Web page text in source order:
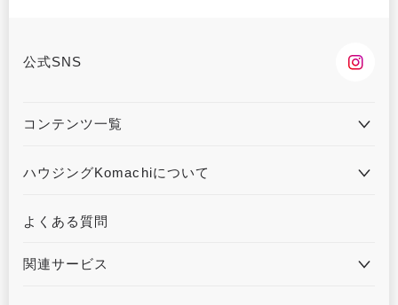
公式SNS
コンテンツ一覧
住宅会社とAIマッチング
住宅実例を見る
土地情報を探す
ハウジングKomachiについて
ハウジングKomachiとは
よくある質問
関連サービス